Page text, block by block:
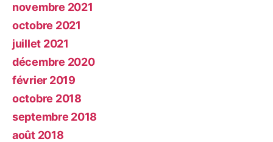
novembre 2021
octobre 2021
juillet 2021
décembre 2020
février 2019
octobre 2018
septembre 2018
août 2018